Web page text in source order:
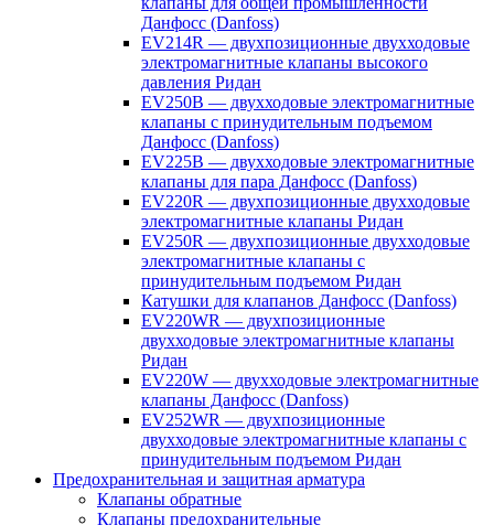
Данфосс (Danfoss)
EV214R — двухпозиционные двухходовые
электромагнитные клапаны высокого
давления Ридан
EV250B — двухходовые электромагнитные
клапаны с принудительным подъемом
Данфосс (Danfoss)
EV225B — двухходовые электромагнитные
клапаны для пара Данфосс (Danfoss)
EV220R — двухпозиционные двухходовые
электромагнитные клапаны Ридан
EV250R — двухпозиционные двухходовые
электромагнитные клапаны с
принудительным подъемом Ридан
Катушки для клапанов Данфосс (Danfoss)
EV220WR — двухпозиционные
двухходовые электромагнитные клапаны
Ридан
EV220W — двухходовые электромагнитные
клапаны Данфосс (Danfoss)
EV252WR — двухпозиционные
двухходовые электромагнитные клапаны с
принудительным подъемом Ридан
Предохранительная и защитная арматура
Клапаны обратные
Клапаны предохранительные